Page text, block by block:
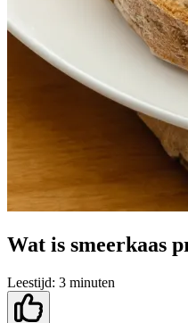
Wat is smeerkaas
Leestijd: 3 minuten